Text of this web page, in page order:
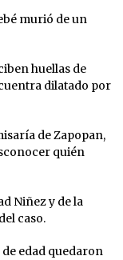
murió de un
huellas de
dilatado por
de Zapopan,
quién
Niñez y de la
caso.
edad quedaron